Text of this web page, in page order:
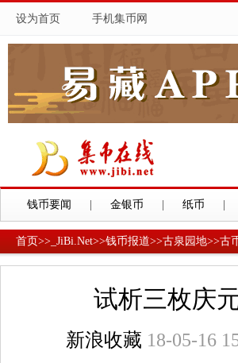
设为首页 手机集币网
钱币要闻 金银币 纸币
首页>> _JiBi.Net>>钱币报道>>古泉园地>>古
试析三枚庆
新浪收藏 18-05-16